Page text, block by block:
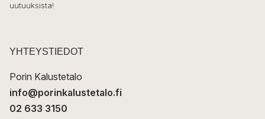
k
t
uutuuksista!
YHTEYSTIEDOT
Porin Kalustetalo
info@porinkalustetalo.fi
02 633 3150